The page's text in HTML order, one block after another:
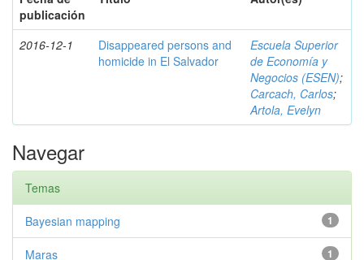
publicación
2016-12-1
Disappeared persons and
homicide in El Salvador
Escuela Superior
de Economía y
Negocios (ESEN);
Carcach, Carlos;
Artola, Evelyn
Navegar
Temas
1
Bayesian mapping
1
Maras